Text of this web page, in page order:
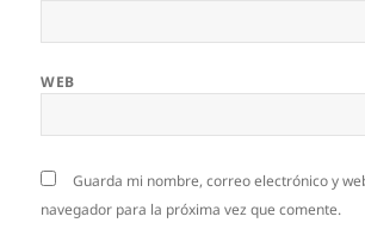
WEB
Guarda mi nombre, correo electrónico y
navegador para la próxima vez que comente.